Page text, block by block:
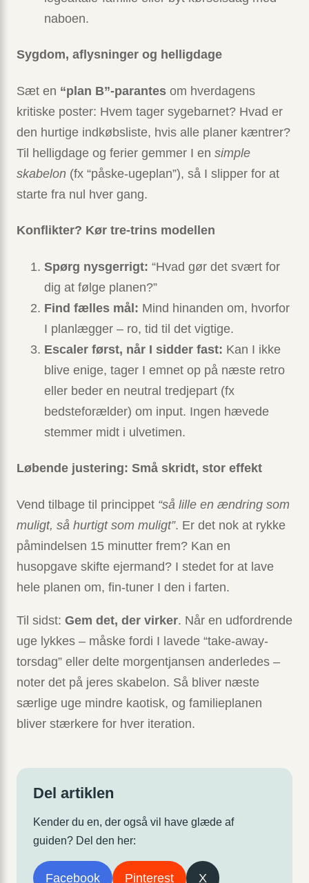
naboen.
Sygdom, aflysninger og helligdage
Sæt en “plan B”-parantes om hverdagens
kritiske poster: Hvem tager sygebarnet? Hvad er
den hurtige indkøbsliste, hvis alle planer kæntrer?
Til helligdage og ferier gemmer I en simple
skabelon (fx “påske-ugeplan”), så I slipper for at
starte fra nul hver gang.
Konflikter? Kør tre-trins modellen
Spørg nysgerrigt: “Hvad gør det svært for
dig at følge planen?”
Find fælles mål: Mind hinanden om, hvorfor
I planlægger – ro, tid til det vigtige.
Escaler først, når I sidder fast: Kan I ikke
blive enige, tager I emnet op på næste retro
eller beder en neutral tredje­part (fx
bedsteforælder) om input. Ingen hævede
stemmer midt i ulvetimen.
Løbende justering: Små skridt, stor effekt
Vend tilbage til princippet “så lille en ændring som
muligt, så hurtigt som muligt”. Er det nok at rykke
påmindelsen 15 minutter frem? Kan en
husopgave skifte ejermand? I stedet for at lave
hele planen om, fin-tuner I den i farten.
Til sidst: Gem det, der virker. Når en udfordrende
uge lykkes – måske fordi I lavede “take-away-
torsdag” eller delte morgentjansen anderledes –
noter det på jeres skabelon. Så bliver næste
særlige uge mindre kaotisk, og familieplanen
bliver stærkere for hver iteration.
Del artiklen
Kender du en, der også vil have glæde af
guiden? Del den her:
Facebook Pinterest X